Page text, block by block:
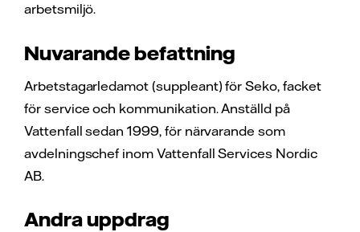
arbetsmiljö.
Nuvarande befattning
Arbetstagarledamot (suppleant) för Seko, facket
för service och kommunikation. Anställd på
Vattenfall sedan 1999, för närvarande som
avdelningschef inom Vattenfall Services Nordic
AB.
Andra uppdrag